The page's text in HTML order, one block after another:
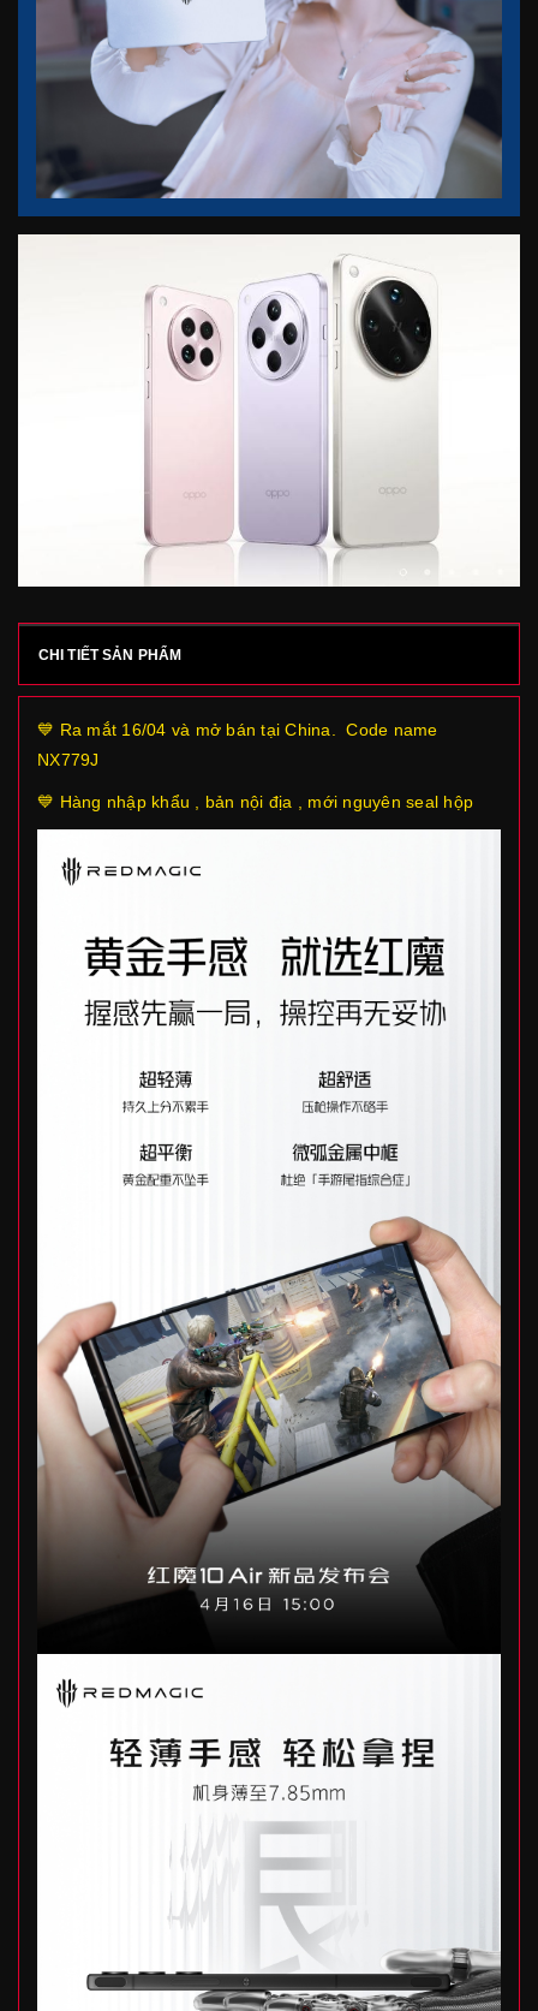
CHI TIẾT SẢN PHẨM
💙 Ra mắt 16/04 và mở bán tại China. Code name
NX779J
💙 Hàng nhập khẩu , bản nội địa , mới nguyên seal hộp